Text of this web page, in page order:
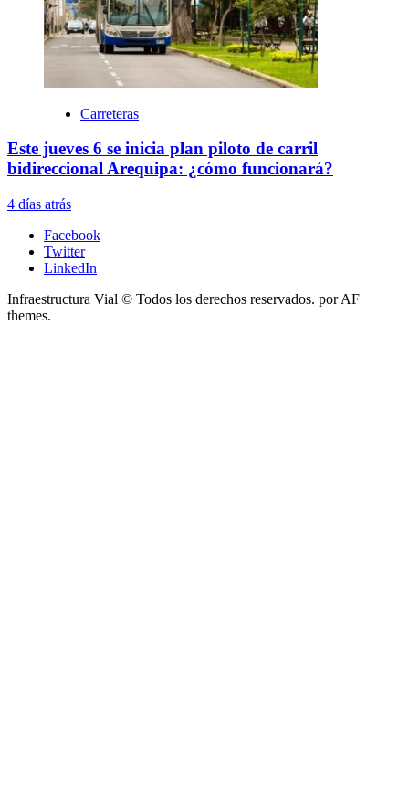
Carreteras
Este jueves 6 se inicia plan piloto de carril
bidireccional Arequipa: ¿cómo funcionará?
4 días atrás
Facebook
Twitter
LinkedIn
Infraestructura Vial © Todos los derechos reservados. por AF
themes.